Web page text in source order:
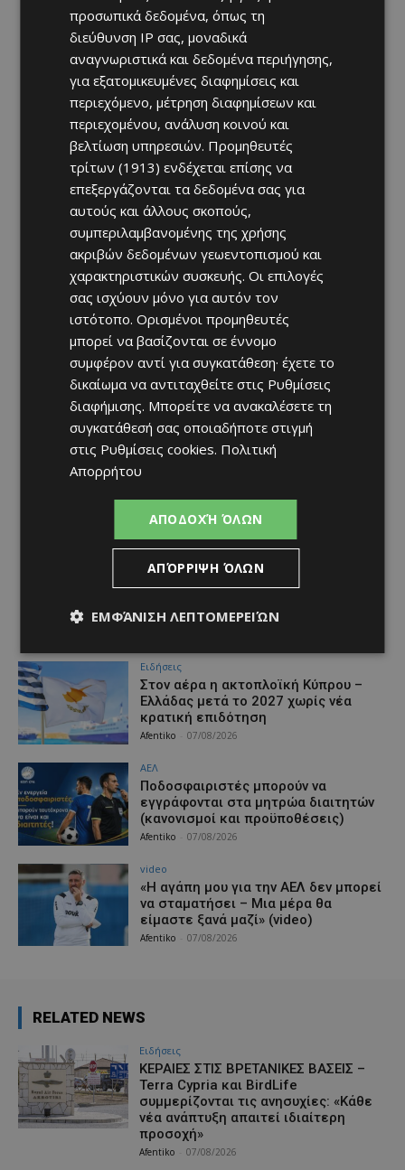
Ειδήσεις
Στον αέρα η ακτοπλοϊκή Κύπρου –
Ελλάδας μετά το 2027 χωρίς νέα
κρατική επιδότηση
Afentiko 07/08/2026
ΑΕΛ
Ποδοσφαιριστές μπορούν να
εγγράφονται στα μητρώα διαιτητών
(κανονισμοί και προϋποθέσεις)
Afentiko 07/08/2026
video
«Η αγάπη μου για την ΑΕΛ δεν μπορεί
να σταματήσει – Μια μέρα θα
είμαστε ξανά μαζί» (video)
Afentiko 07/08/2026
RELATED NEWS
Ειδήσεις
ΚΕΡΑΙΕΣ ΣΤΙΣ ΒΡΕΤΑΝΙΚΕΣ ΒΑΣΕΙΣ –
Terra Cypria και BirdLife
συμμερίζονται τις ανησυχίες: «Κάθε
νέα ανάπτυξη απαιτεί ιδιαίτερη
προσοχή»
Afentiko 07/08/2026
προσωπικά δεδομένα, όπως τη
διεύθυνση IP σας, μοναδικά
αναγνωριστικά και δεδομένα περιήγησης,
για εξατομικευμένες διαφημίσεις και
περιεχόμενο, μέτρηση διαφημίσεων και
περιεχομένου, ανάλυση κοινού και
βελτίωση υπηρεσιών. Προμηθευτές
τρίτων (1913) ενδέχεται επίσης να
επεξεργάζονται τα δεδομένα σας για
αυτούς και άλλους σκοπούς,
συμπεριλαμβανομένης της χρήσης
ακριβών δεδομένων γεωεντοπισμού και
χαρακτηριστικών συσκευής. Οι επιλογές
σας ισχύουν μόνο για αυτόν τον
ιστότοπο. Ορισμένοι προμηθευτές
μπορεί να βασίζονται σε έννομο
συμφέρον αντί για συγκατάθεση· έχετε το
δικαίωμα να αντιταχθείτε στις Ρυθμίσεις
διαφήμισης. Μπορείτε να ανακαλέσετε τη
συγκατάθεσή σας οποιαδήποτε στιγμή
στις Ρυθμίσεις cookies. Πολιτική
Απορρήτου
ΑΠΟΔΟΧΉ ΌΛΩΝ
ΑΠΌΡΡΙΨΗ ΌΛΩΝ
ΕΜΦΆΝΙΣΗ ΛΕΠΤΟΜΕΡΕΙΏΝ